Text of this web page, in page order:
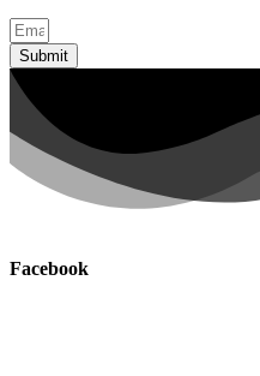
Submit
Facebook